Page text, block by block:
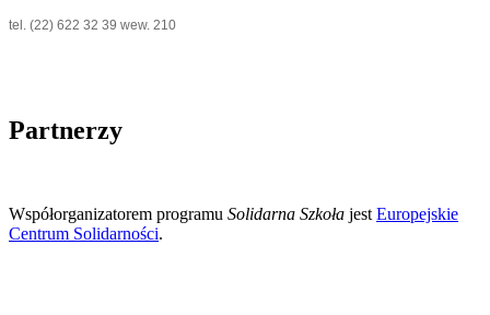
tel. (22) 622 32 39 wew. 210
Partnerzy
Współorganizatorem programu Solidarna Szkoła jest Europejskie
Centrum Solidarności.